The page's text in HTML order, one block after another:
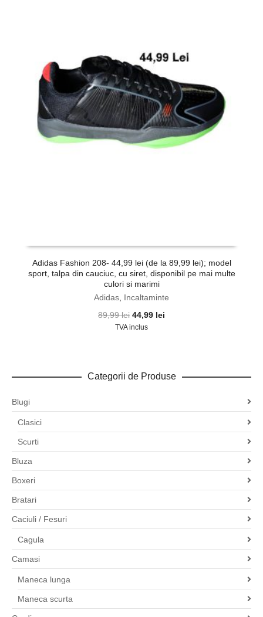
Adidas Fashion 208- 44,99 lei (de la 89,99 lei); model
sport, talpa din cauciuc, cu siret, disponibil pe mai multe
culori si marimi
Adidas, Incaltaminte
89,99lei Prețul
inițial
44,99 lei
TVA inclus
Categorii de Produse
Blugi
Clasici
Scurti
Bluza
Boxeri
Bratari
Caciuli / Fesuri
Cagula
Camasi
Maneca lunga
Maneca scurta